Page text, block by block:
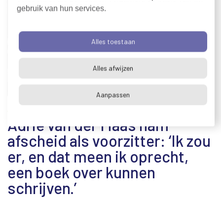
gebruik van hun services.
Alles toestaan
Alles afwijzen
Aanpassen
Adrie van der Maas nam
afscheid als voorzitter: ‘Ik zou
er, en dat meen ik oprecht,
een boek over kunnen
schrijven.’